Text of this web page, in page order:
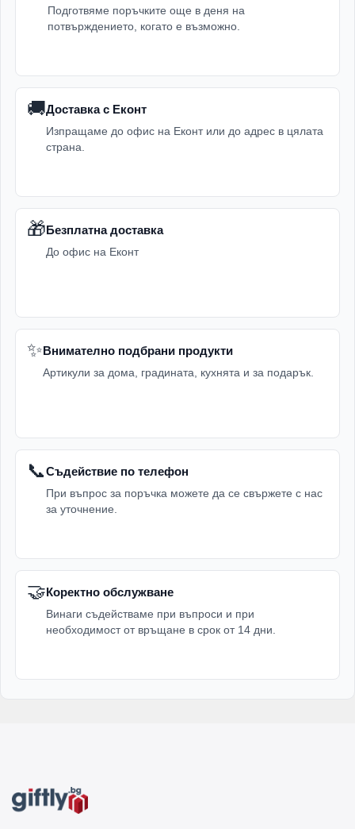
Подготвяме поръчките още в деня на
потвърждението, когато е възможно.
🚚Доставка с Еконт
Изпращаме до офис на Еконт или до адрес в цялата
страна.
🎁Безплатна доставка
До офис на Еконт
✨Внимателно подбрани продукти
Артикули за дома, градината, кухнята и за подарък.
📞Съдействие по телефон
При въпрос за поръчка можете да се свържете с нас
за уточнение.
🤝Коректно обслужване
Винаги съдействаме при въпроси и при
необходимост от връщане в срок от 14 дни.